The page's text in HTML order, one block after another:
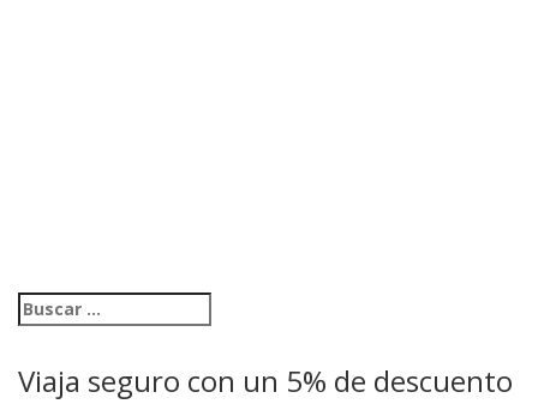
Viaja seguro con un 5% de descuento